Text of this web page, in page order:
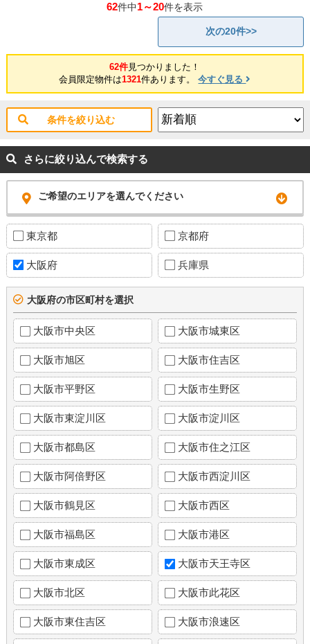
ム済み！ 【リフォーム内容】◎キッチン・浴室・洗面化粧台・トイレ・
給湯器・洗濯パン新調 ◎クロス・フローリング張替 ★即日内覧可能物
件！お好きな日時でご内覧可能！★ 当店までお電話いただくか、もしく
は24時間対応可能「内覧予約・お問い合わせ」フォームよりお問い合わ
介・案内可能です。 併せて内覧を希望される際は、物件名を担当者まで
62件中1～20件を表示
次の20件>>
62件見つかりました！
会員限定物件は1321件あります。今すぐ見る
条件を絞り込む
さらに絞り込んで検索する
ご希望のエリアを選んでください
東京都 京都府
大阪府 兵庫県
大阪府の市区町村を選択
大阪市中央区 大阪市城東区
大阪市旭区 大阪市住吉区
大阪市平野区 大阪市生野区
大阪市東淀川区 大阪市淀川区
大阪市都島区 大阪市住之江区
大阪市阿倍野区 大阪市西淀川区
大阪市鶴見区 大阪市西区
大阪市福島区 大阪市港区
大阪市東成区 大阪市天王寺区
大阪市北区 大阪市此花区
大阪市東住吉区 大阪市浪速区